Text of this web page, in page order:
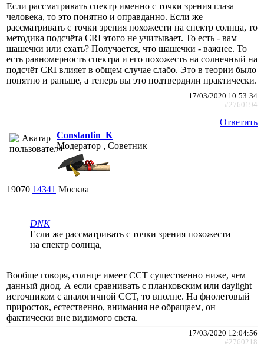
Если рассматривать спектр именно с точки зрения глаза
человека, то это понятно и оправданно. Если же
рассматривать с точки зрения похожести на спектр солнца, то
методика подсчёта CRI этого не учитывает. То есть - вам
шашечки или ехать? Получается, что шашечки - важнее. То
есть равномерность спектра и его похожесть на солнечный на
подсчёт CRI влияет в общем случае слабо. Это в теории было
понятно и раньше, а теперь вы это подтвердили практически.
17/03/2020 10:53:34
#2760194
Ответить
Constantin_K
Модератор , Советник
19070 14341 Москва
DNK
Если же рассматривать с точки зрения похожести
на спектр солнца,
Вообще говоря, солнце имеет CCT существенно ниже, чем
данный диод. А если сравнивать с планковским или daylight
источником с аналогичной CCT, то вполне. На фиолетовый
приросток, естественно, внимания не обращаем, он
фактически вне видимого света.
17/03/2020 12:04:56
#2760218